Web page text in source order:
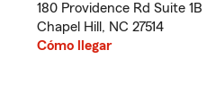
180 Providence Rd Suite 1B
Chapel Hill , NC 27514
Cómo llegar